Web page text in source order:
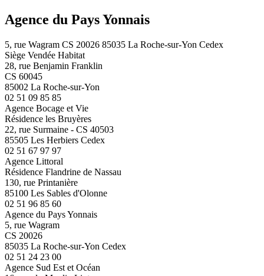
Agence du Pays Yonnais
5, rue Wagram CS 20026 85035 La Roche-sur-Yon Cedex
Siège Vendée Habitat
28, rue Benjamin Franklin
CS 60045
85002 La Roche-sur-Yon
02 51 09 85 85
Agence Bocage et Vie
Résidence les Bruyères
22, rue Surmaine - CS 40503
85505 Les Herbiers Cedex
02 51 67 97 97
Agence Littoral
Résidence Flandrine de Nassau
130, rue Printanière
85100 Les Sables d'Olonne
02 51 96 85 60
Agence du Pays Yonnais
5, rue Wagram
CS 20026
85035 La Roche-sur-Yon Cedex
02 51 24 23 00
Agence Sud Est et Océan